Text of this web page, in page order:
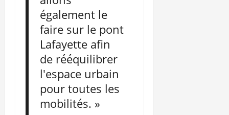
également le
faire sur le pont
Lafayette afin
de rééquilibrer
l'espace urbain
pour toutes les
mobilités. »